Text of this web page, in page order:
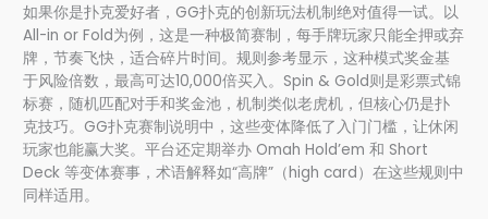
如果你是扑克爱好者，GG扑克的创新玩法机制绝对值得一试。以
All-in or Fold为例，这是一种极简赛制，每手牌玩家只能全押或弃
牌，节奏飞快，适合碎片时间。规则参考显示，这种模式奖金基
于风险倍数，最高可达10,000倍买入。Spin & Gold则是彩票式锦
标赛，随机匹配对手和奖金池，机制类似老虎机，但核心仍是扑
克技巧。GG扑克赛制说明中，这些变体降低了入门门槛，让休闲
玩家也能赢大奖。平台还定期举办 Omah Hold’em 和 Short
Deck 等变体赛事，术语解释如“高牌”（high card）在这些规则中
同样适用。